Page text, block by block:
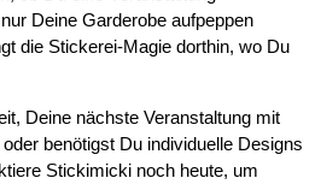
Deine Garderobe aufpeppen
die Stickerei-Magie dorthin, wo Du
Deine nächste Veranstaltung mit
benötigst Du individuelle Designs
Stickimicki noch heute, um